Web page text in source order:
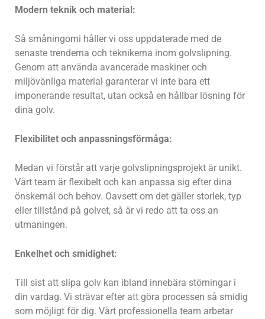
Modern teknik och material:
Så småningomi håller vi oss uppdaterade med de
senaste trenderna och teknikerna inom golvslipning.
Genom att använda avancerade maskiner och
miljövänliga material garanterar vi inte bara ett
imponerande resultat, utan också en hållbar lösning för
dina golv.
Flexibilitet och anpassningsförmåga:
Medan vi förstår att varje golvslipningsprojekt är unikt.
Vårt team är flexibelt och kan anpassa sig efter dina
önskemål och behov. Oavsett om det gäller storlek, typ
eller tillstånd på golvet, så är vi redo att ta oss an
utmaningen.
Enkelhet och smidighet:
Till sist att slipa golv kan ibland innebära störningar i
din vardag. Vi strävar efter att göra processen så smidig
som möjligt för dig. Vårt professionella team arbetar